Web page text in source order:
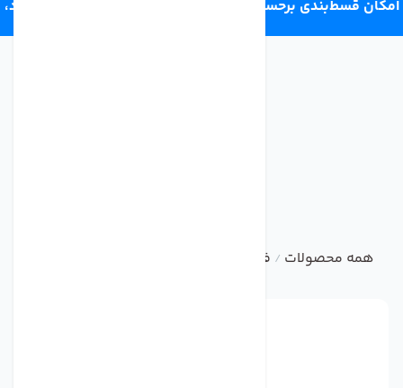
امکان قسط‌بندی برحسب اعتبار ترب‌پی 4 قسط ماهانه. بدون سود،
همه محصولات / فیلتر تصفیه کننده آب